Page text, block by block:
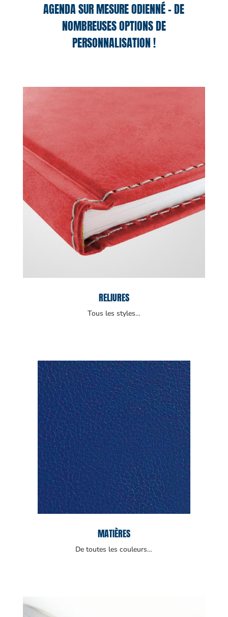
AGENDA SUR MESURE ODIENNÉ – DE
NOMBREUSES OPTIONS DE
PERSONNALISATION !
RELIURES
Tous les styles…
MATIÈRES
De toutes les couleurs…